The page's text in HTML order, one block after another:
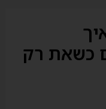
כשאת רק